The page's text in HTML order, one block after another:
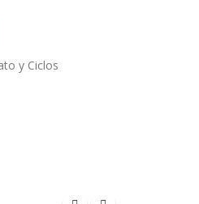
y Ciclos